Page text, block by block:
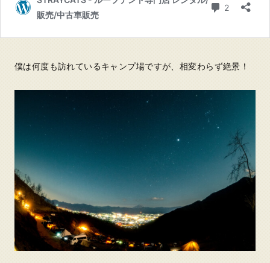
僕は何度も訪れているキャンプ場ですが、相変わらず絶景！